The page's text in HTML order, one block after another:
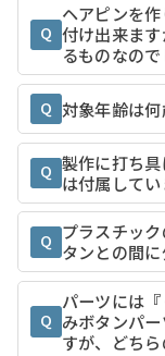
Q
ヘアピンを
付け出来ま
るものなので
Q 対象年齢は何
Q 製作に打ち
は付属してい
Q プラスチッ
タンとの間
Q
パーツには
みボタンパ
すが、どち